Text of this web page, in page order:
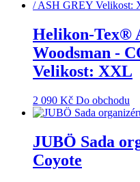
Helikon-Tex®
Woodsman -
Velikost: XXL
2 090 Kč Do obchodu
JUBÖ Sada
Coyote